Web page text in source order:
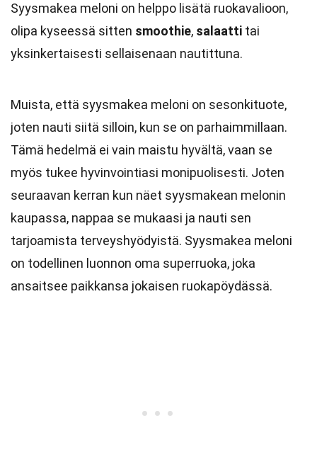
Syysmakea meloni on helppo lisätä ruokavalioon,
olipa kyseessä sitten smoothie, salaatti tai
yksinkertaisesti sellaisenaan nautittuna.
Muista, että syysmakea meloni on sesonkituote,
joten nauti siitä silloin, kun se on parhaimmillaan.
Tämä hedelmä ei vain maistu hyvältä, vaan se
myös tukee hyvinvointiasi monipuolisesti. Joten
seuraavan kerran kun näet syysmakean melonin
kaupassa, nappaa se mukaasi ja nauti sen
tarjoamista terveyshyödyistä. Syysmakea meloni
on todellinen luonnon oma superruoka, joka
ansaitsee paikkansa jokaisen ruokapöydässä.